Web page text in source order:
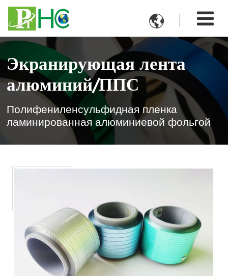

Экранирующая лента
алюминий/ППС
Полифениленсульфидная пленка
ламинированная алюминиевой фольгой